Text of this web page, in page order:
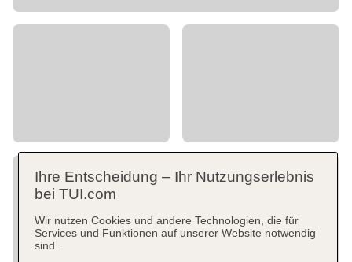
Ihre Entscheidung – Ihr Nutzungserlebnis
bei TUI.com
Wir nutzen Cookies und andere Technologien, die für
Services und Funktionen auf unserer Website notwendig
sind.